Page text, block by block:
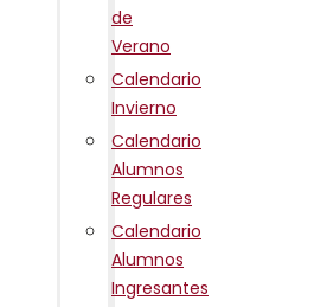
de
Verano
Calendario
Invierno
Calendario
Alumnos
Regulares
Calendario
Alumnos
Ingresantes